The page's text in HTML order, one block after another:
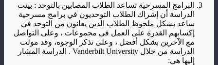
البرامج المسرحية تساعد الطلاب المصابين بالتوحد : بينت
الدراسة أن إشراك الطلاب التوحديون في برامج مسرحية
ساعد بشكل ملحوظ الطلاب الذين يعانون من التوحد في
إكسابهم القدرة على العمل في مجموعات ، وعلى التواصل
مع الآخرين بشكل أفضل ، وعلى تذكر الوجوه، وقد مولت
الدراسة من خلال Vanderbilt University . الدراسة المشار
إليها هي: